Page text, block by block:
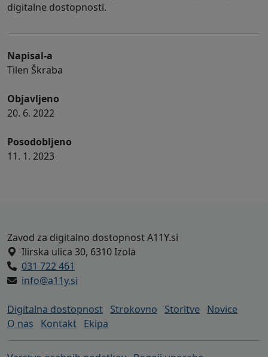
digitalne dostopnosti.
Napisal-a
Tilen Škraba
Objavljeno
20. 6. 2022
Posodobljeno
11. 1. 2023
Noga strani - naslov zavoda A11Y in
Zavod za digitalno dostopnost A11Y.si
Ilirska ulica 30, 6310 Izola
031 722 461
info@a11y.si
Digitalna dostopnost Strokovno Storitve
Novice
O nas
Kontakt Ekipa